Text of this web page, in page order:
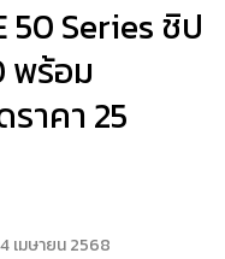
50 Series ชิป
พร้อม
ราคา 25
เมษายน 2568